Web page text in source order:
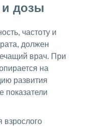
дозы
частоту и
должен
врач. При
на
развития
показатели
взрослого